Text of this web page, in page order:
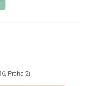
Praha 2)